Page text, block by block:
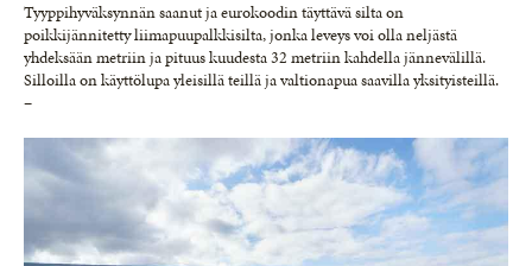
Tyyppihyväksynnän saanut ja eurokoodin täyttävä silta on
poikkijännitetty liimapuupalkkisilta, jonka leveys voi olla neljästä
yhdeksään metriin ja pituus kuudesta 32 metriin kahdella jännevälillä.
Silloilla on käyttölupa yleisillä teillä ja valtionapua saavilla yksityisteillä.
–